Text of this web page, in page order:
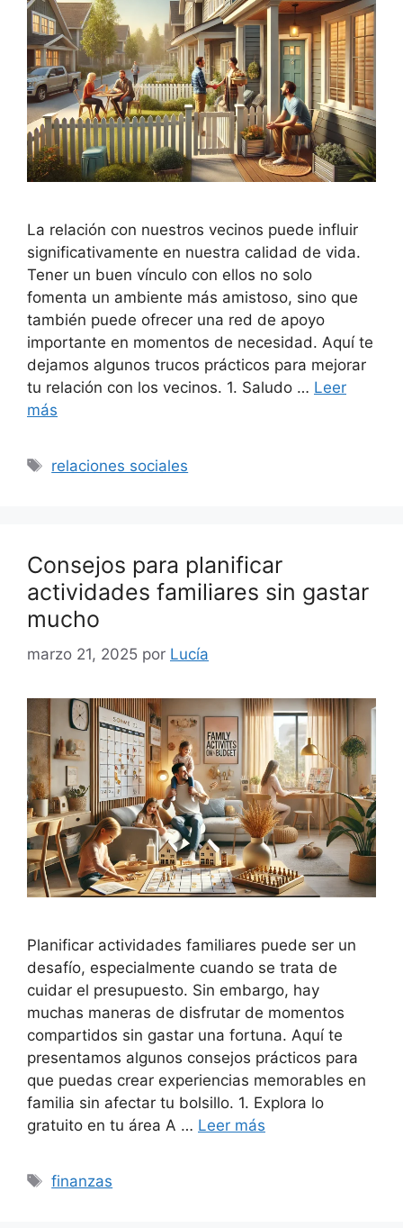
La relación con nuestros vecinos puede influir
significativamente en nuestra calidad de vida.
Tener un buen vínculo con ellos no solo
fomenta un ambiente más amistoso, sino que
también puede ofrecer una red de apoyo
importante en momentos de necesidad. Aquí te
dejamos algunos trucos prácticos para mejorar
tu relación con los vecinos. 1. Saludo … Leer
más
Etiquetas
relaciones sociales
Consejos para planificar
actividades familiares sin gastar
mucho
marzo 21, 2025 por Lucía
Planificar actividades familiares puede ser un
desafío, especialmente cuando se trata de
cuidar el presupuesto. Sin embargo, hay
muchas maneras de disfrutar de momentos
compartidos sin gastar una fortuna. Aquí te
presentamos algunos consejos prácticos para
que puedas crear experiencias memorables en
familia sin afectar tu bolsillo. 1. Explora lo
gratuito en tu área A … Leer más
Etiquetas
finanzas